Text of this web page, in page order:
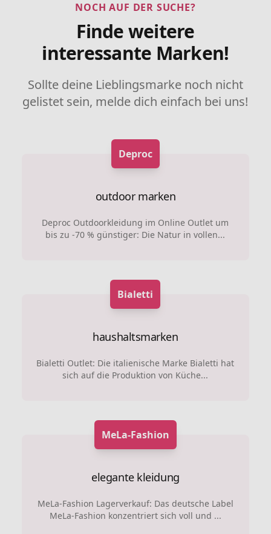
NOCH AUF DER SUCHE?
Finde weitere
interessante Marken!
Sollte deine Lieblingsmarke noch nicht
gelistet sein, melde dich einfach bei uns!
Deproc
outdoor marken
Deproc Outdoorkleidung im Online Outlet um
bis zu -70 % günstiger: Die Natur in vollen...
Bialetti
haushaltsmarken
Bialetti Outlet: Die italienische Marke Bialetti hat
sich auf die Produktion von Küche...
MeLa-Fashion
elegante kleidung
MeLa-Fashion Lagerverkauf: Das deutsche Label
MeLa-Fashion konzentriert sich voll und ...